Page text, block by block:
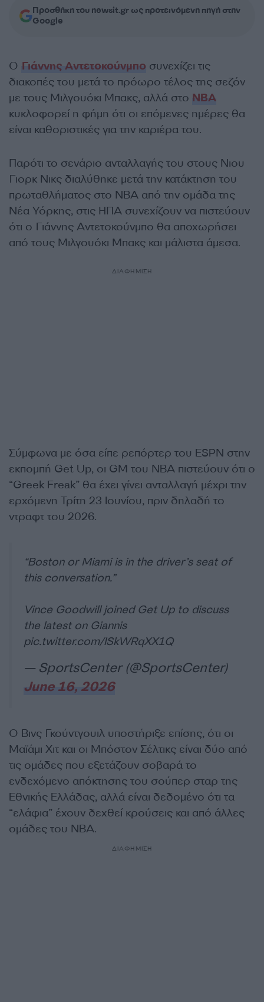
Προσθήκη του newsit.gr ως προτεινόμενη πηγή στην
Google
Ο Γιάννης Αντετοκούνμπο συνεχίζει τις
διακοπές του μετά το πρόωρο τέλος της σεζόν
με τους Μιλγουόκι Μπακς, αλλά στο NBA
κυκλοφορεί η φήμη ότι οι επόμενες ημέρες θα
είναι καθοριστικές για την καριέρα του.
Παρότι το σενάριο ανταλλαγής του στους Νιου
Γιορκ Νικς διαλύθηκε μετά την κατάκτηση του
πρωταθλήματος στο NBA από την ομάδα της
Νέα Υόρκης, στις ΗΠΑ συνεχίζουν να πιστεύουν
ότι ο Γιάννης Αντετοκούνμπο θα αποχωρήσει
από τους Μιλγουόκι Μπακς και μάλιστα άμεσα.
ΔΙΑΦΗΜΙΣΗ
Σύμφωνα με όσα είπε ρεπόρτερ του ESPN στην
εκπομπή Get Up, οι GM του NBA πιστεύουν ότι ο
“Greek Freak” θα έχει γίνει ανταλλαγή μέχρι την
ερχόμενη Τρίτη 23 Ιουνίου, πριν δηλαδή το
ντραφτ του 2026.
“Boston or Miami is in the driver’s seat of
this conversation.”
Vince Goodwill joined Get Up to discuss
the latest on Giannis
pic.twitter.com/ISkWRqXX1Q
— SportsCenter (@SportsCenter)
June 16, 2026
Ο Βινς Γκούντγουιλ υποστήριξε επίσης, ότι οι
Μαϊάμι Χιτ και οι Μπόστον Σέλτικς είναι δύο από
τις ομάδες που εξετάζουν σοβαρά το
ενδεχόμενο απόκτησης του σούπερ σταρ της
Εθνικής Ελλάδας, αλλά είναι δεδομένο ότι τα
“ελάφια” έχουν δεχθεί κρούσεις και από άλλες
ομάδες του NBA.
ΔΙΑΦΗΜΙΣΗ